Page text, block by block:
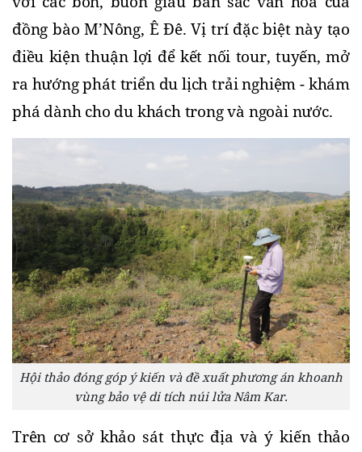
đồng bào M’Nông, Ê Đê. Vị trí đặc biệt này tạo
điều kiện thuận lợi để kết nối tour, tuyến, mở
ra hướng phát triển du lịch trải nghiệm - khám
phá dành cho du khách trong và ngoài nước.
Hội thảo đóng góp ý kiến và đề xuất phương án khoanh
vùng bảo vệ di tích núi lửa Nâm Kar.
Trên cơ sở khảo sát thực địa và ý kiến thảo